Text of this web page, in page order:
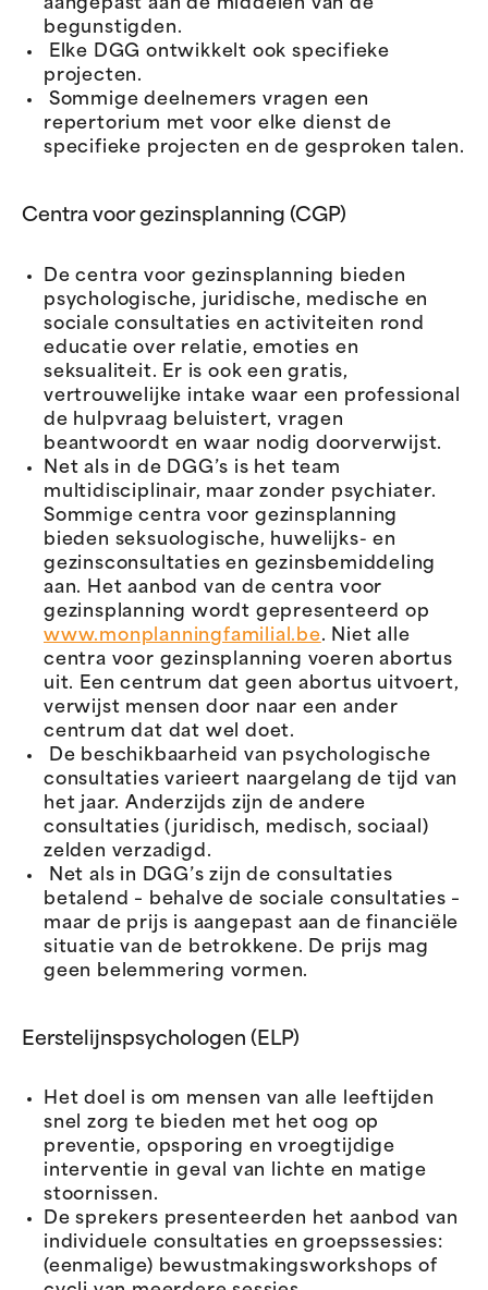
aangepast aan de middelen van de
begunstigden.
Elke DGG ontwikkelt ook specifieke
projecten.
Sommige deelnemers vragen een
repertorium met voor elke dienst de
specifieke projecten en de gesproken talen.
Centra voor gezinsplanning (CGP)
De centra voor gezinsplanning bieden
psychologische, juridische, medische en
sociale consultaties en activiteiten rond
educatie over relatie, emoties en
seksualiteit. Er is ook een gratis,
vertrouwelijke intake waar een professional
de hulpvraag beluistert, vragen
beantwoordt en waar nodig doorverwijst.
Net als in de DGG’s is het team
multidisciplinair, maar zonder psychiater.
Sommige centra voor gezinsplanning
bieden seksuologische, huwelijks- en
gezinsconsultaties en gezinsbemiddeling
aan. Het aanbod van de centra voor
gezinsplanning wordt gepresenteerd op
www.monplanningfamilial.be. Niet alle
centra voor gezinsplanning voeren abortus
uit. Een centrum dat geen abortus uitvoert,
verwijst mensen door naar een ander
centrum dat dat wel doet.
De beschikbaarheid van psychologische
consultaties varieert naargelang de tijd van
het jaar. Anderzijds zijn de andere
consultaties (juridisch, medisch, sociaal)
zelden verzadigd.
Net als in DGG’s zijn de consultaties
betalend – behalve de sociale consultaties –
maar de prijs is aangepast aan de financiële
situatie van de betrokkene. De prijs mag
geen belemmering vormen.
Eerstelijnspsychologen (ELP)
Het doel is om mensen van alle leeftijden
snel zorg te bieden met het oog op
preventie, opsporing en vroegtijdige
interventie in geval van lichte en matige
stoornissen.
De sprekers presenteerden het aanbod van
individuele consultaties en groepssessies:
(eenmalige) bewustmakingsworkshops of